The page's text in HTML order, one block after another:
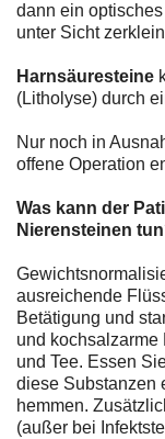
dann ein
unter Sicht
Harnsäuresteine
(Litholyse) durch
Nur noch in
offene Operation
Was kann der
Nierensteinen
ausreichende
Betätigung und
und
und Tee. Essen
diese Substanzen
hemmen.
(außer bei